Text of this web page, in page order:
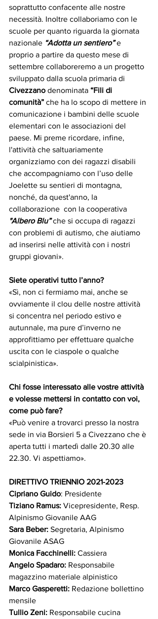
soprattutto confacente alle nostre
necessità. Inoltre collaboriamo con le
scuole per quanto riguarda la giornata
nazionale “Adotta un sentiero” e
proprio a partire da questo mese di
settembre collaboreremo a un progetto
sviluppato dalla scuola primaria di
Civezzano denominata “Fili di
comunità” che ha lo scopo di mettere in
comunicazione i bambini delle scuole
elementari con le associazioni del
paese. Mi preme ricordare, infine,
l'attività che saltuariamente
organizziamo con dei ragazzi disabili
che accompagniamo con l’uso delle
Joelette su sentieri di montagna,
nonché, da quest'anno, la
collaborazione  con la cooperativa
"Albero Blu” che si occupa di ragazzi
con problemi di autismo, che aiutiamo
ad inserirsi nelle attività con i nostri
gruppi giovani».
Siete operativi tutto l’anno?
«Sì, non ci fermiamo mai, anche se
ovviamente il clou delle nostre attività
si concentra nel periodo estivo e
autunnale, ma pure d’inverno ne
approfittiamo per effettuare qualche
uscita con le ciaspole o qualche
scialpinistica».
Chi fosse interessato alle vostre attività
e volesse mettersi in contatto con voi,
come può fare?
«Può venire a trovarci presso la nostra
sede in via Borsieri 5 a Civezzano che è
aperta tutti i martedì dalle 20.30 alle
22.30. Vi aspettiamo».
DIRETTIVO TRIENNIO 2021-2023
Cipriano Guido: Presidente
Tiziano Ramus: Vicepresidente, Resp.
Alpinismo Giovanile AAG
Sara Beber: Segretaria, Alpinismo
Giovanile ASAG
Monica Facchinelli: Cassiera
Angelo Spadaro: Responsabile
magazzino materiale alpinistico
Marco Gasperetti: Redazione bollettino
mensile
Tullio Zeni: Responsabile cucina